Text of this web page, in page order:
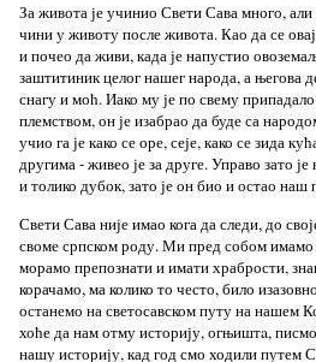
За живота је учинио Свети Сава много, али
чини у животу после живота. Као да се
и почео да живи, када је напустио
заштитиник целог нашег народа, а његова
снагу и моћ. Иако му је по свему
племством, он је изабрао да буде са
учио га је како се оре, сеје, како се зида
другима - живео је за друге. Управо зато
и толико дубок, зато је он био и остао
Свети Сава није имао кога да следи, до
своме српском роду. Ми пред собом имамо
морамо препознати и имати храбрости,
корачамо, ма колико то често, било
останемо на светосавском путу на нашем
хоће да нам отму историју, огњиштa,
нашу историју, кад год смо ходили путем